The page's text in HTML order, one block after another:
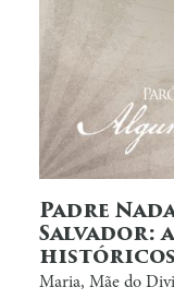
Padre
Salvador:
históricos
Maria, Mãe do